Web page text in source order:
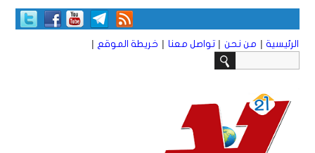
الرئيسية | من نحن | تواصل معنا | خريطة الموقع |